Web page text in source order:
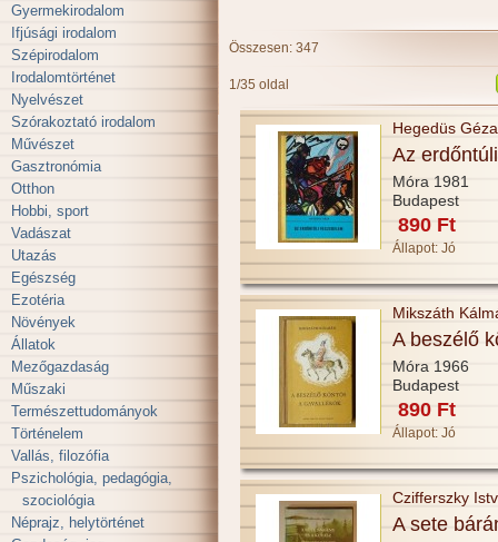
Gyermekirodalom
Ifjúsági irodalom
Szépirodalom
Irodalomtörténet
Nyelvészet
Szórakoztató irodalom
Művészet
Gasztronómia
Otthon
Hobbi, sport
Vadászat
Utazás
Egészség
Ezotéria
Növények
Állatok
Mezőgazdaság
Műszaki
Természettudományok
Történelem
Vallás, filozófia
Pszichológia, pedagógia,
szociológia
Néprajz, helytörténet
Összesen: 347
1/35 oldal
Hegedüs Géza
Az
Móra 1981
Budapest
890 Ft
Állapot: Jó
Mikszáth
A beszélő
Móra 1966
Budapest
890 Ft
Állapot: Jó
Czifferszky
A sete